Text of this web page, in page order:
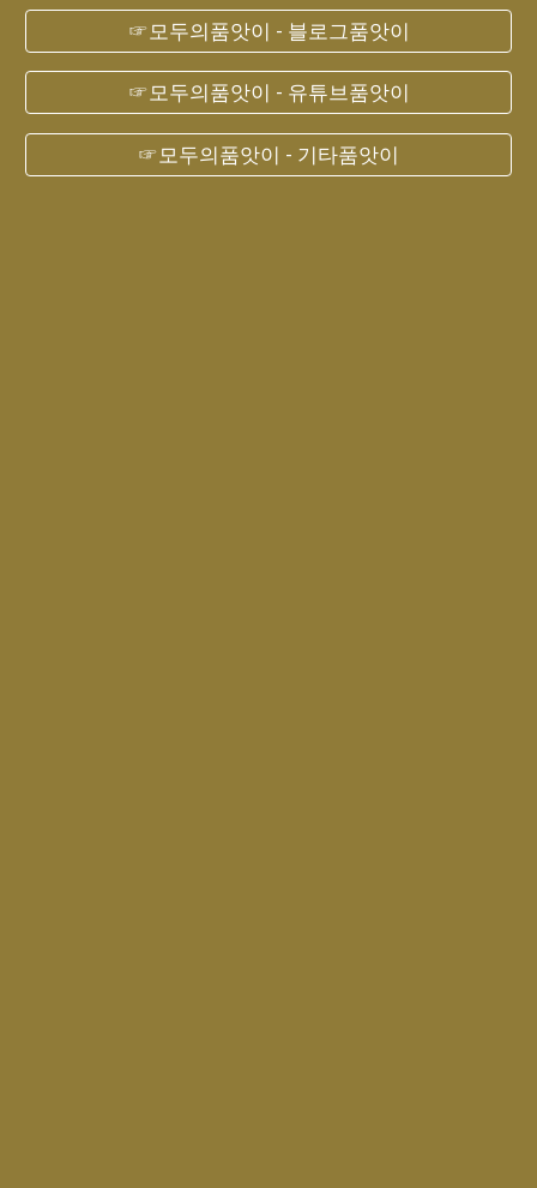
☞모두의품앗이 - 블로그품앗이
☞모두의품앗이 - 유튜브품앗이
☞모두의품앗이 - 기타품앗이